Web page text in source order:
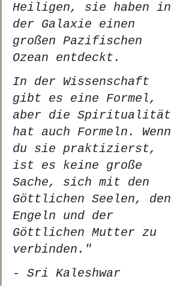
Heiligen, sie haben in
der Galaxie einen
großen Pazifischen
Ozean entdeckt.
In der Wissenschaft
gibt es eine Formel,
aber die Spiritualität
hat auch Formeln. Wenn
du sie praktizierst,
ist es keine große
Sache, sich mit den
Göttlichen Seelen, den
Engeln und der
Göttlichen Mutter zu
verbinden."
- Sri Kaleshwar